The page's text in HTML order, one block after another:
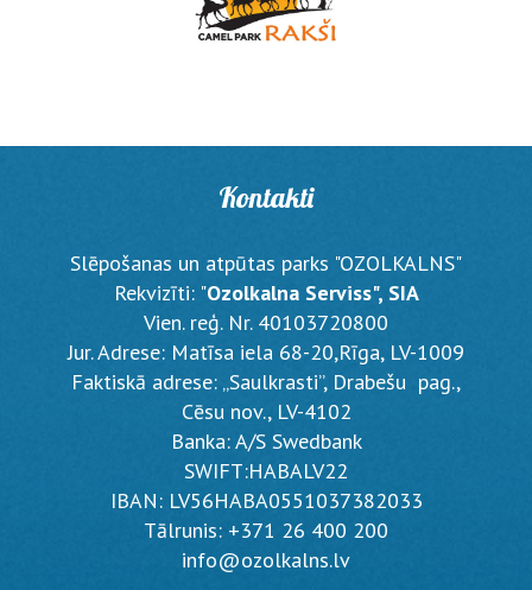
Kontakti
Slēpošanas un atpūtas parks "OZOLKALNS"
Rekvizīti: "Ozolkalna Serviss", SIA
Vien. reģ. Nr. 40103720800
Jur. Adrese: Matīsa iela 68-20,Rīga, LV-1009
Faktiskā adrese: „Saulkrasti”, Drabešu pag.,
Cēsu nov., LV-4102
Banka: A/S Swedbank
SWIFT:HABALV22
IBAN: LV56HABA0551037382033
Tālrunis: +371 26 400 200
info@ozolkalns.lv